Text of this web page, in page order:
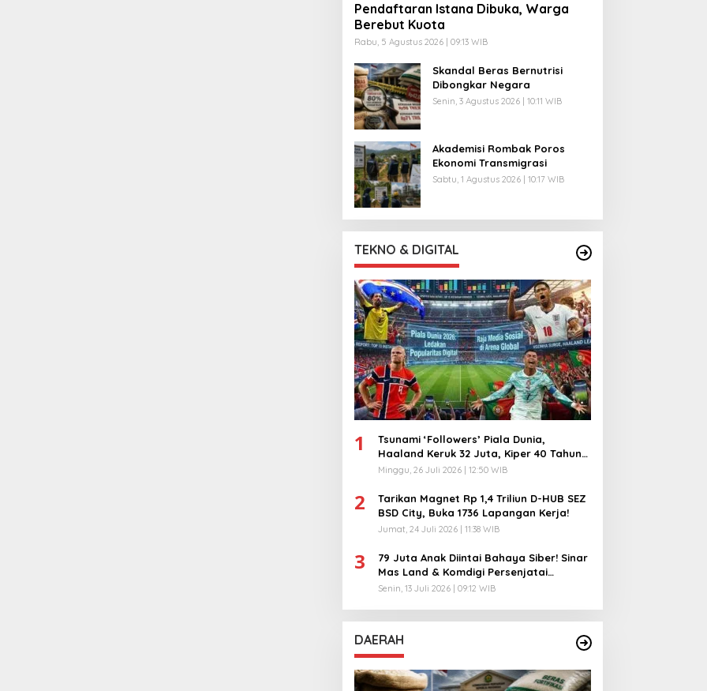
Pendaftaran Istana Dibuka, Warga
Berebut Kuota
Rabu, 5 Agustus 2026 | 09:13 WIB
Skandal Beras Bernutrisi
Dibongkar Negara
Senin, 3 Agustus 2026 | 10:11 WIB
Akademisi Rombak Poros
Ekonomi Transmigrasi
Sabtu, 1 Agustus 2026 | 10:17 WIB
TEKNO & DIGITAL
1
Tsunami ‘Followers’ Piala Dunia,
Haaland Keruk 32 Juta, Kiper 40 Tahun
Bikin Geger!
Minggu, 26 Juli 2026 | 12:50 WIB
2
Tarikan Magnet Rp 1,4 Triliun D-HUB SEZ
BSD City, Buka 1736 Lapangan Kerja!
Jumat, 24 Juli 2026 | 11:38 WIB
3
79 Juta Anak Diintai Bahaya Siber! Sinar
Mas Land & Komdigi Persenjatai
Ratusan Guru!
Senin, 13 Juli 2026 | 09:12 WIB
DAERAH